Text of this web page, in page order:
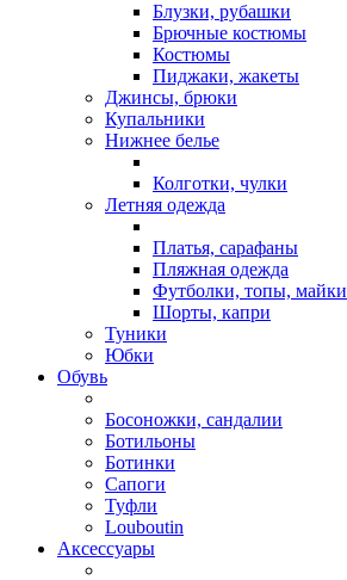
Блузки, рубашки
Брючные костюмы
Костюмы
Пиджаки, жакеты
Джинсы, брюки
Купальники
Нижнее белье
Колготки, чулки
Летняя одежда
Платья, сарафаны
Пляжная одежда
Футболки, топы, майки
Шорты, капри
Туники
Юбки
Обувь
Босоножки, сандалии
Ботильоны
Ботинки
Сапоги
Туфли
Louboutin
Аксессуары